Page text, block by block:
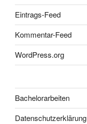
Eintrags-Feed
Kommentar-Feed
WordPress.org
Bachelorarbeiten
Datenschutzerklärung